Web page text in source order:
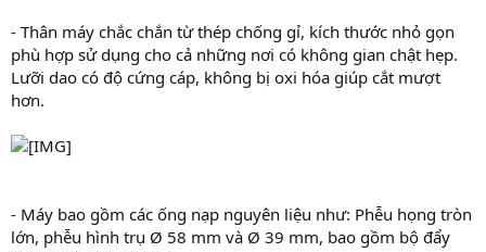
- Thân máy chắc chắn từ thép chống gỉ, kích thước nhỏ gọn
phù hợp sử dụng cho cả những nơi có không gian chật hẹp.
Lưỡi dao có độ cứng cáp, không bị oxi hóa giúp cắt mượt
hơn.
- Máy bao gồm các ống nạp nguyên liệu như: Phễu họng tròn
lớn, phễu hình trụ Ø 58 mm và Ø 39 mm, bao gồm bộ đẩy